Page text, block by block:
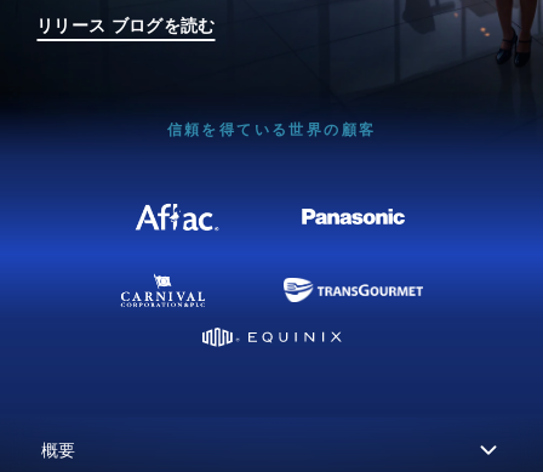
リリース ブログを読む
信頼を得ている世界の顧客